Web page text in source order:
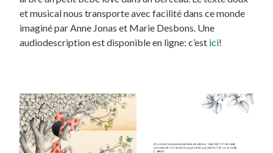
et musical nous transporte avec facilité dans ce monde
imaginé par Anne Jonas et Marie Desbons. Une
audiodescription est disponible en ligne: c’est ici!